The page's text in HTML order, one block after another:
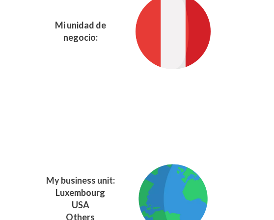
Mi unidad de
negocio:
My business unit:
Luxembourg
USA
Others